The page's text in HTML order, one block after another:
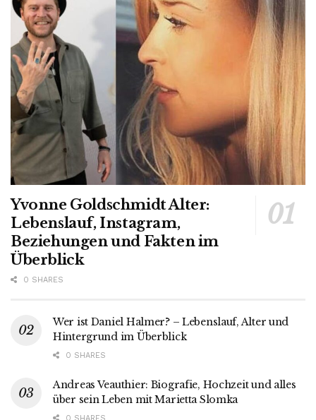
Yvonne Goldschmidt Alter:
Lebenslauf, Instagram,
Beziehungen und Fakten im
Überblick
0 SHARES
Wer ist Daniel Halmer? – Lebenslauf, Alter und
Hintergrund im Überblick
0 SHARES
Andreas Veauthier: Biografie, Hochzeit und alles
über sein Leben mit Marietta Slomka